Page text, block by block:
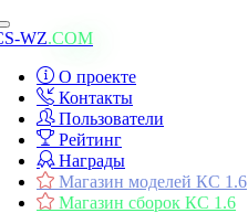
Toggle
navigation
WZ.COM
О проекте
Контакты
Пользователи
Рейтинг
Награды
Магазин моделей КС 1.6
Магазин сборок КС 1.6